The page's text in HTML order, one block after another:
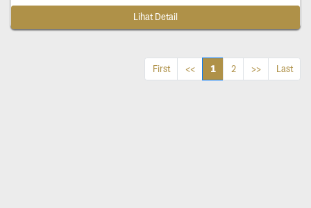
Lihat Detail
First << 1 2 >> Last